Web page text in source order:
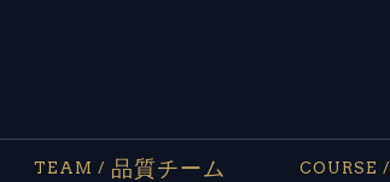
TEAM / 品質チーム COURSE /